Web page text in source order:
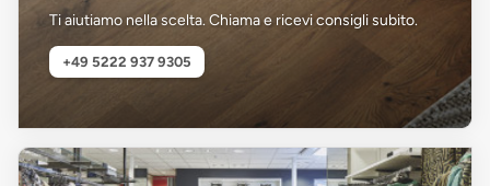
Ti aiutiamo nella scelta. Chiama e ricevi consigli subito.
+49 5222 937 9305